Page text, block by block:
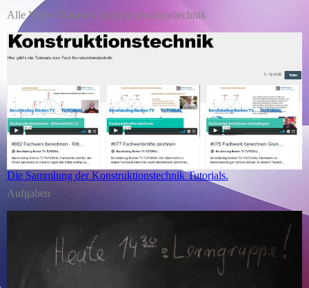
Alle Video Tutorials für Konstruktionstechnik
Die Sammlung der Konstruktionstechnik Tutorials.
Aufgaben